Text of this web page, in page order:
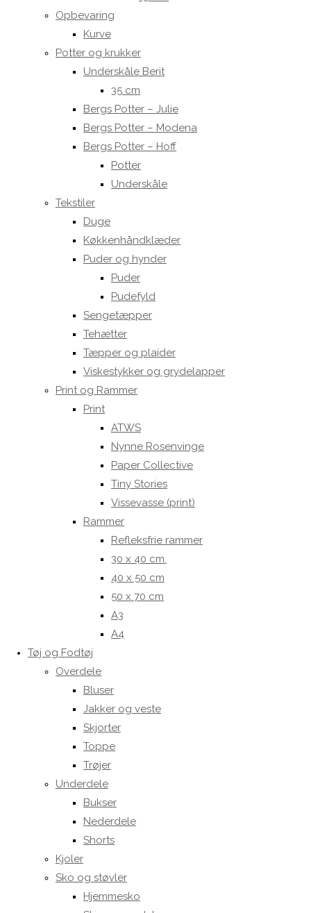
Opbevaring
Kurve
Potter og krukker
Underskåle Berit
35 cm
Bergs Potter – Julie
Bergs Potter – Modena
Bergs Potter – Hoff
Potter
Underskåle
Tekstiler
Duge
Køkkenhåndklæder
Puder og hynder
Puder
Pudefyld
Sengetæpper
Tehætter
Tæpper og plaider
Viskestykker og grydelapper
Print og Rammer
Print
ATWS
Nynne Rosenvinge
Paper Collective
Tiny Stories
Vissevasse (print)
Rammer
Refleksfrie rammer
30 x 40 cm.
40 x 50 cm
50 x 70 cm
A3
A4
Tøj og Fodtøj
Overdele
Bluser
Jakker og veste
Skjorter
Toppe
Trøjer
Underdele
Bukser
Nederdele
Shorts
Kjoler
Sko og støvler
Hjemmesko